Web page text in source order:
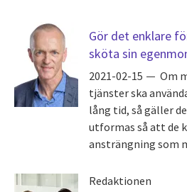
Gör det enklare
sköta sin
2021-02-15
Om
tjänster ska
lång tid, så gäller
utformas så att de
ansträngning som
Redaktionen